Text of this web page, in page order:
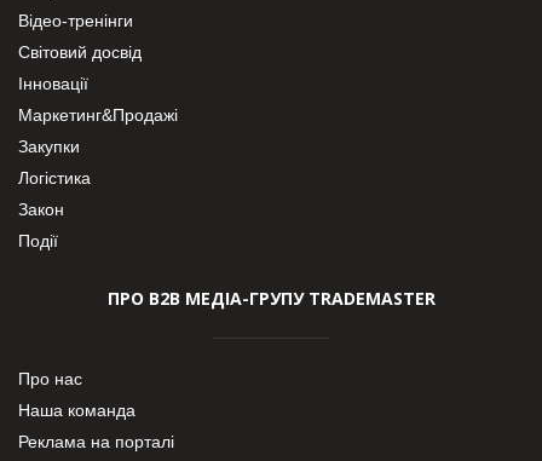
Відео-тренінги
Світовий досвід
Інновації
Маркетинг&Продажі
Закупки
Логістика
Закон
Події
ПРО В2В МЕДІА-ГРУПУ TRADEMASTER
Про нас
Наша команда
Реклама на порталі